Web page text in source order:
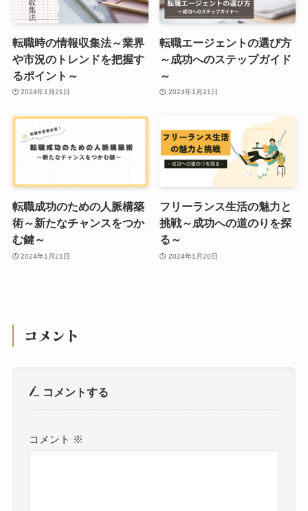
転職時の情報収集法～業界
や市況のトレンドを把握す
るポイント～
2024年1月21日
転職エージェントの選び方
～成功へのステップガイド
～
2024年1月21日
転職成功のための人脈構築
術～新たなチャンスをつか
む鍵～
2024年1月21日
フリーランス生活の魅力と
挑戦～成功への道のりを探
る～
2024年1月20日
コメント
コメントする
コメント ※